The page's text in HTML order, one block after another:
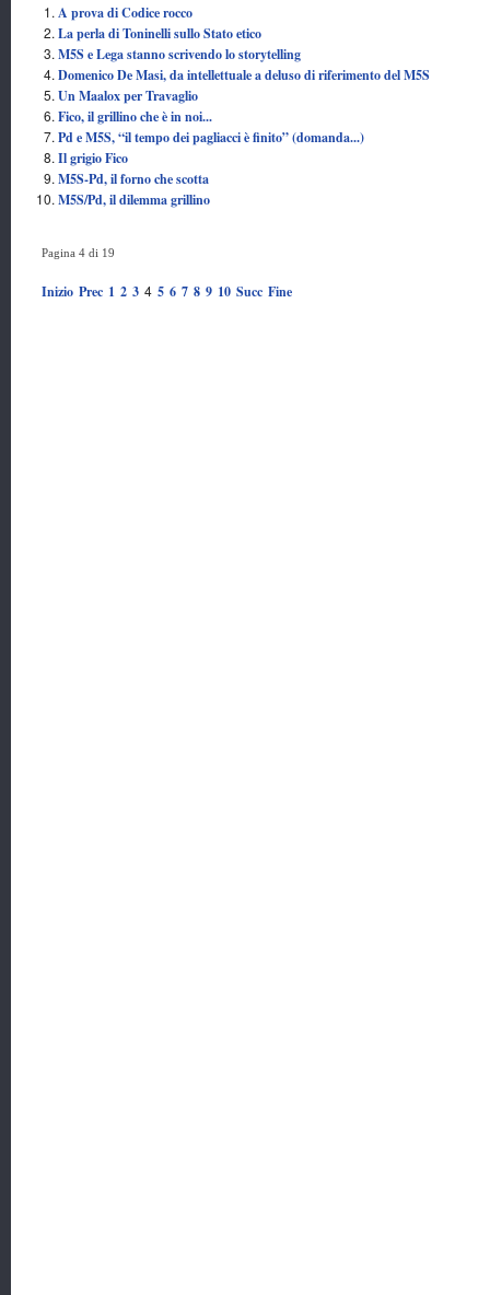
A prova di Codice rocco
La perla di Toninelli sullo Stato etico
M5S e Lega stanno scrivendo lo storytelling
Domenico De Masi, da intellettuale a deluso di riferimento del M5S
Un Maalox per Travaglio
Fico, il grillino che è in noi...
Pd e M5S, “il tempo dei pagliacci è finito” (domanda...)
Il grigio Fico
M5S-Pd, il forno che scotta
M5S/Pd, il dilemma grillino
Pagina 4 di 19
Inizio Prec 1 2 3 4 5 6 7 8 9 10 Succ Fine